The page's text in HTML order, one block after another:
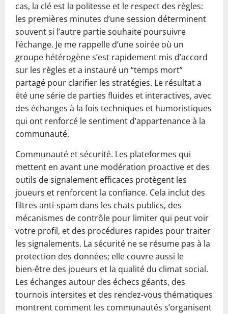
cas, la clé est la politesse et le respect des règles:
les premières minutes d’une session déterminent
souvent si l’autre partie souhaite poursuivre
l’échange. Je me rappelle d’une soirée où un
groupe hétérogène s’est rapidement mis d’accord
sur les règles et a instauré un “temps mort”
partagé pour clarifier les stratégies. Le résultat a
été une série de parties fluides et interactives, avec
des échanges à la fois techniques et humoristiques
qui ont renforcé le sentiment d’appartenance à la
communauté.
Communauté et sécurité. Les plateformes qui
mettent en avant une modération proactive et des
outils de signalement efficaces protègent les
joueurs et renforcent la confiance. Cela inclut des
filtres anti-spam dans les chats publics, des
mécanismes de contrôle pour limiter qui peut voir
votre profil, et des procédures rapides pour traiter
les signalements. La sécurité ne se résume pas à la
protection des données; elle couvre aussi le
bien‑être des joueurs et la qualité du climat social.
Les échanges autour des échecs géants, des
tournois intersites et des rendez-vous thématiques
montrent comment les communautés s’organisent